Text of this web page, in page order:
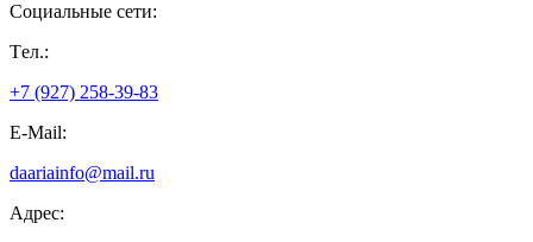
Социальные сети:
Tел.:
+7 (927) 258-39-83
E-Mail:
daariainfo@mail.ru
Адрес: